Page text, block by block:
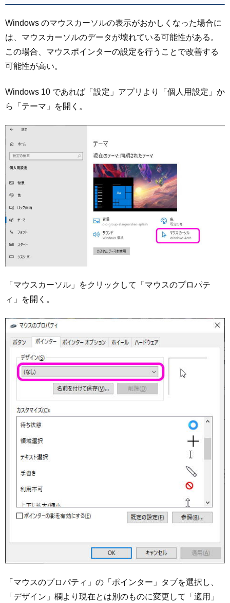
Windows のマウスカーソルの表示がおかしくなった場合に
は、マウスカーソルのデータが壊れている可能性がある。
この場合、マウスポインターの設定を行うことで改善する
可能性が高い。
Windows 10 であれば「設定」アプリより「個人用設定」か
ら「テーマ」を開く。
「マウスカーソル」をクリックして「マウスのプロパテ
ィ」を開く。
「マウスのプロパティ」の「ポインター」タブを選択し、
「デザイン」欄より現在とは別のものに変更して「適用」